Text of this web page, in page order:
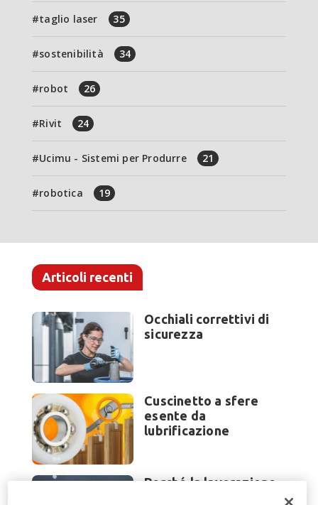
taglio laser 35
sostenibilità 34
robot 26
Rivit 24
Ucimu - Sistemi per Produrre 21
robotica 19
Articoli recenti
Occhiali correttivi di
sicurezza
Cuscinetto a sfere
esente da
lubrificazione
Perché la lavorazione